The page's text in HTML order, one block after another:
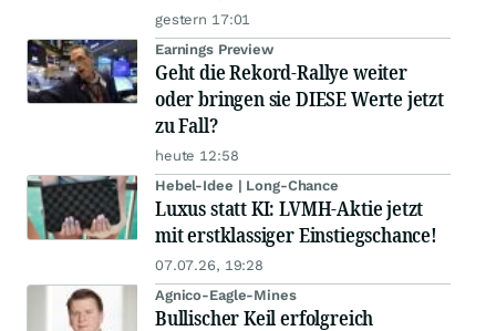
gestern 17:01
Earnings Preview
Geht die Rekord-Rallye weiter
oder bringen sie DIESE Werte jetzt
zu Fall?
heute 12:58
Hebel-Idee | Long-Chance
Luxus statt KI: LVMH-Aktie jetzt
mit erstklassiger Einstiegschance!
07.07.26, 19:28
Agnico-Eagle-Mines
Bullischer Keil erfolgreich